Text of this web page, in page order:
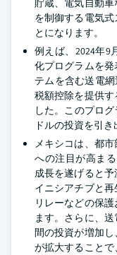
貯蔵、電気自動
を制御する電気
とになります。
例えば、2024年9
化プログラムを
テムを含む送電
税額控除を提供
した。このプロ
ドルの投資を引
メキシコは、都
への注目が高まる
成長を遂げると
イニシアチブと再
リレーなどの保
ます。さらに、
間の投資が増加
が拡大すること